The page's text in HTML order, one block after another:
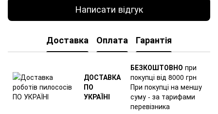
Написати відгук
Доставка Оплата Гарантія
ДОСТАВКА
ПО
УКРАЇНІ
БЕЗКОШТОВНО при
покупці від 8000 грн
При покупці на меншу
суму - за тарифами
перевізника